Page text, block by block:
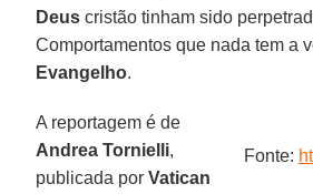
Deus cristão tinham sido
Comportamentos que nada tem a
Evangelho.
Fonte:
A reportagem é de
Andrea Tornielli,
publicada porVatican